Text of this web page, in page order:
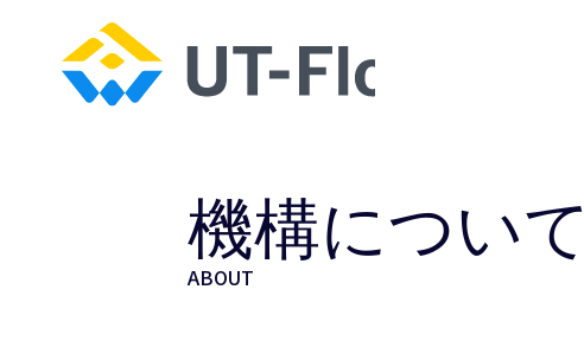
機構について
ABOUT